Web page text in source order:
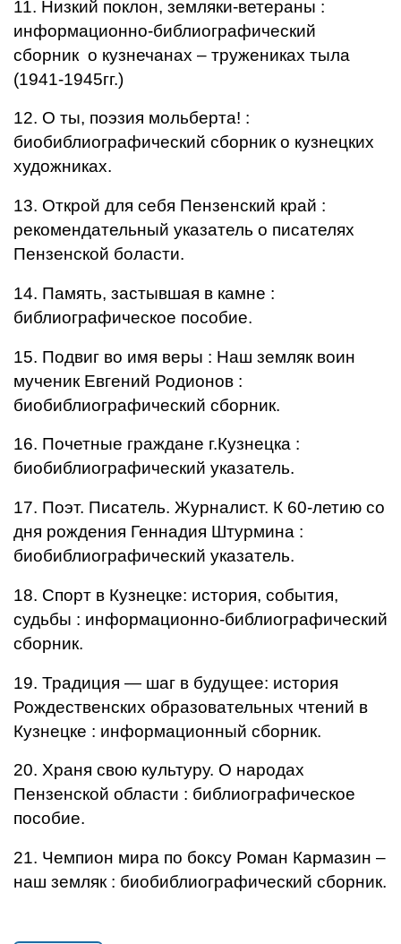
11. Низкий поклон, земляки-ветераны :
информационно-библиографический
сборник о кузнечанах – тружениках тыла
(1941-1945гг.)
12. О ты, поэзия мольберта! :
биобиблиографический сборник о кузнецких
художниках.
13. Открой для себя Пензенский край :
рекомендательный указатель о писателях
Пензенской боласти.
14. Память, застывшая в камне :
библиографическое пособие.
15. Подвиг во имя веры : Наш земляк воин
мученик Евгений Родионов :
биобиблиографический сборник.
16. Почетные граждане г.Кузнецка :
биобиблиографический указатель.
17. Поэт. Писатель. Журналист. К 60-летию со
дня рождения Геннадия Штурмина :
биобиблиографический указатель.
18. Спорт в Кузнецке: история, события,
судьбы : информационно-библиографический
сборник.
19. Традиция — шаг в будущее: история
Рождественских образовательных чтений в
Кузнецке : информационный сборник.
20. Храня свою культуру. О народах
Пензенской области : библиографическое
пособие.
21. Чемпион мира по боксу Роман Кармазин –
наш земляк : биобиблиографический сборник.